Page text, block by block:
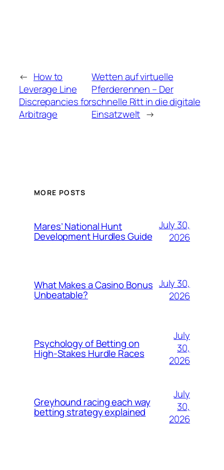
← How to
Leverage Line
Discrepancies for
Arbitrage
Wetten auf virtuelle
Pferderennen – Der
schnelle Ritt in die digitale
Einsatzwelt →
MORE POSTS
Mares’ National Hunt
Development Hurdles Guide
July 30,
2026
What Makes a Casino Bonus
Unbeatable?
July 30,
2026
Psychology of Betting on
High-Stakes Hurdle Races
July
30,
2026
Greyhound racing each way
betting strategy explained
July
30,
2026